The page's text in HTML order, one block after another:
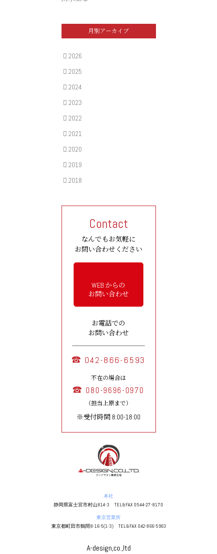
月別アーカイブ
2026
2025
2024
2023
2022
2021
2020
2019
2018
Contact
なんでもお気軽に
お問い合わせください
WEB からの
お問い合わせ
お電話での
お問い合わせ
042-866-6593
不在の場合は
080-9696-0970
（担当上原まで）
※受付時間 8:00-18:00
本社
静岡県富士宮市村山814-3 TEL&FAX 0544-27-8170
東京営業所
東京都町田市鶴間8-16-5(1-3) TEL&FAX 042-866-5963
A-design,co.,ltd